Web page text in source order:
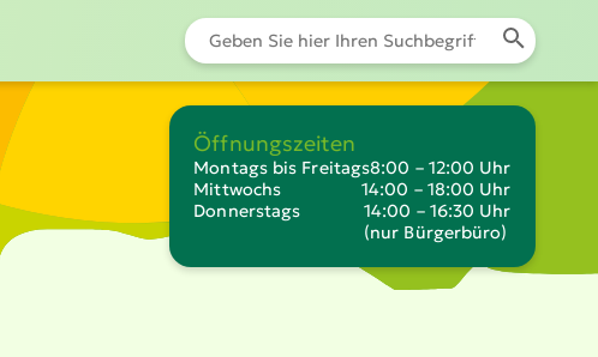
Öffnungszeiten
Montags bis Freitags8:00 – 12:00 Uhr
Mittwochs
14:00 – 18:00 Uhr
Donnerstags
14:00 – 16:30 Uhr
(nur Bürgerbüro)